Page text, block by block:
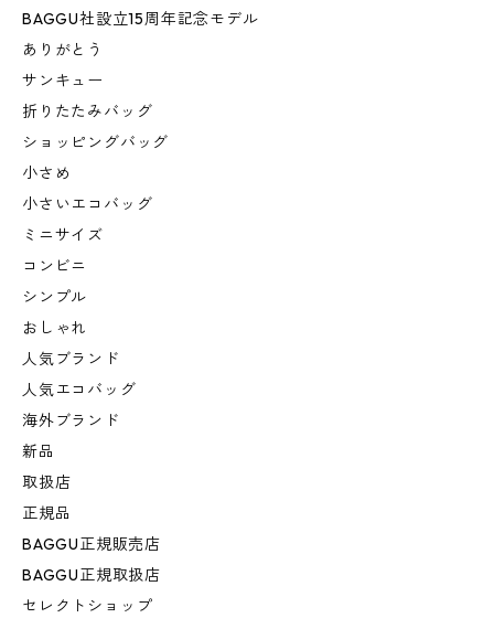
BAGGU社設立15周年記念モデル
ありがとう
サンキュー
折りたたみバッグ
ショッピングバッグ
小さめ
小さいエコバッグ
ミニサイズ
コンビニ
シンプル
おしゃれ
人気ブランド
人気エコバッグ
海外ブランド
新品
取扱店
正規品
BAGGU正規販売店
BAGGU正規取扱店
セレクトショップ